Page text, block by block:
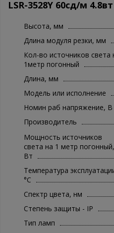
LSR-3528Y 60сд/м
Высота, мм
Длина модуля резки, мм
Кол-во источников света
1метр погонный
Длина, мм
Модель или исполнение
Номин раб напряжение, В
Производитель
Мощность источников
света на 1 метр погонный,
Вт
Температура
°C
Спектр цвета, нм
Степень защиты - IP
Тип ламп